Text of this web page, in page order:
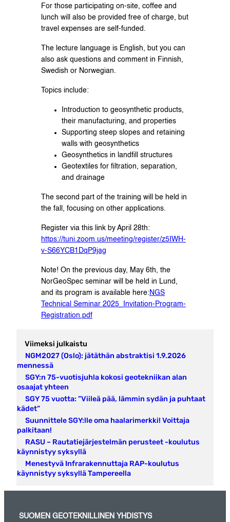
For those participating on-site, coffee and
lunch will also be provided free of charge, but
travel expenses are self-funded.
The lecture language is English, but you can
also ask questions and comment in Finnish,
Swedish or Norwegian.
Topics include:
Introduction to geosynthetic products,
their manufacturing, and properties
Supporting steep slopes and retaining
walls with geosynthetics
Geosynthetics in landfill structures
Geotextiles for filtration, separation,
and drainage
The second part of the training will be held in
the fall, focusing on other applications.
Register via this link by April 28th:
https://tuni.zoom.us/meeting/register/z5IWH-
v-S66YCB1DqP9jag
Note! On the previous day, May 6th, the
NorGeoSpec seminar will be held in Lund,
and its program is available here: NGS
Technical Seminar 2025_Invitation-Program-
Registration.pdf
Viimeksi julkaistu
NGM2027 (Oslo): jätäthän abstraktisi 1.9.2026
mennessä
SGY:n 75-vuotisjuhla kokosi geotekniikan alan
osaajat yhteen
SGY 75 vuotta: ”Viileä pää, lämmin sydän ja puhtaat
kädet”
Suunnittele SGY:lle oma haalarimerkki! Voittaja
palkitaan!
RASU – Rautatiejärjestelmän perusteet -koulutus
käynnistyy syksyllä
Menestyvä Infrarakennuttaja RAP-koulutus
käynnistyy syksyllä Tampereella
SUOMEN GEOTEKNILLINEN YHDISTYS